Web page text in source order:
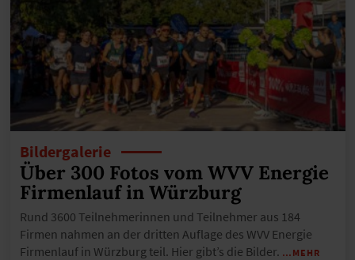
Bildergalerie
Über 300 Fotos vom WVV Energie
Firmenlauf in Würzburg
Rund 3600 Teilnehmerinnen und Teilnehmer aus 184
Firmen nahmen an der dritten Auflage des WVV Energie
Firmenlauf in Würzburg teil. Hier gibt’s die Bilder. …MEHR